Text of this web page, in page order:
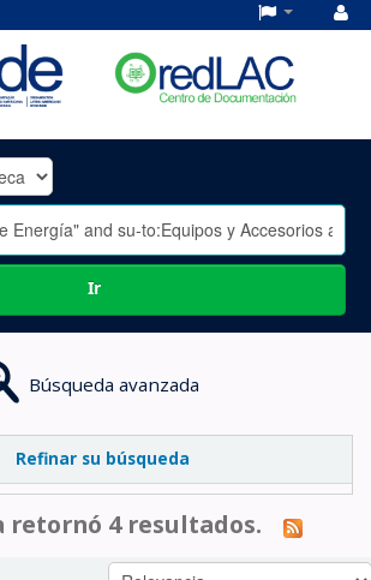
Ir
Búsqueda avanzada
Refinar su búsqueda
retornó 4 resultados.